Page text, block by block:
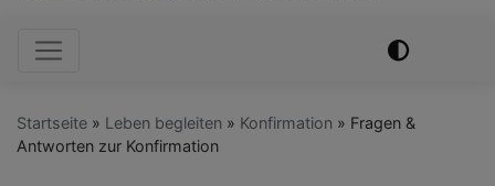
Hauptnavigation
Startseite Leben begleiten Konfirmation
Fragen &
Antworten zur Konfirmation